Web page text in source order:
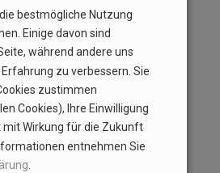
bestmögliche Nutzung
Einige davon sind
während andere uns
zu verbessern. Sie
zustimmen
Cookies), Ihre Einwilligung
Wirkung für die Zukunft
entnehmen Sie